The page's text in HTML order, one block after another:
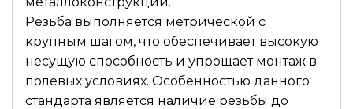
Резьба выполняется метрической с
крупным шагом, что обеспечивает высокую
несущую способность и упрощает монтаж в
полевых условиях. Особенностью данного
стандарта является наличие резьбы до